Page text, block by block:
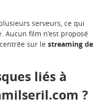
serveurs, ce qui
film n’est proposé
sur lestreaming de
liés à
?